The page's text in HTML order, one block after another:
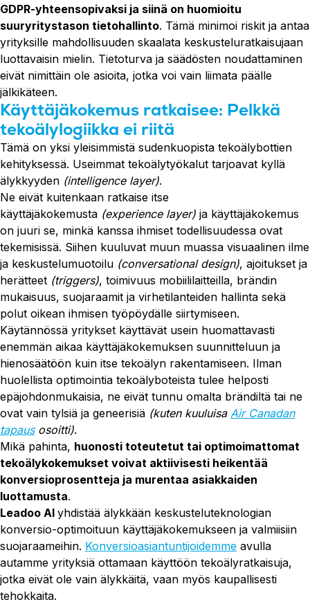
GDPR-yhteensopivaksi ja siinä on huomioitu
suuryritystason tietohallinto. Tämä minimoi riskit ja antaa
yrityksille mahdollisuuden skaalata keskusteluratkaisujaan
luottavaisin mielin. Tietoturva ja säädösten noudattaminen
eivät nimittäin ole asioita, jotka voi vain liimata päälle
jälkikäteen.
Käyttäjäkokemus ratkaisee: Pelkkä
tekoälylogiikka ei riitä
Tämä on yksi yleisimmistä sudenkuopista tekoälybottien
kehityksessä. Useimmat tekoälytyökalut tarjoavat kyllä
älykkyyden (intelligence layer).
Ne eivät kuitenkaan ratkaise itse
käyttäjäkokemusta (experience layer) ja käyttäjäkokemus
on juuri se, minkä kanssa ihmiset todellisuudessa ovat
tekemisissä. Siihen kuuluvat muun muassa visuaalinen ilme
ja keskustelumuotoilu (conversational design), ajoitukset ja
herätteet (triggers), toimivuus mobiililaitteilla, brändin
mukaisuus, suojaraamit ja virhetilanteiden hallinta sekä
polut oikean ihmisen työpöydälle siirtymiseen.
Käytännössä yritykset käyttävät usein huomattavasti
enemmän aikaa käyttäjäkokemuksen suunnitteluun ja
hienosäätöön kuin itse tekoälyn rakentamiseen. Ilman
huolellista optimointia tekoälyboteista tulee helposti
epäjohdonmukaisia, ne eivät tunnu omalta brändiltä tai ne
ovat vain tylsiä ja geneerisiä (kuten kuuluisa Air Canadan
tapausosoitti).
Mikä pahinta, huonosti toteutetut tai optimoimattomat
tekoälykokemukset voivat aktiivisesti heikentää
konversioprosentteja ja murentaa asiakkaiden
luottamusta.
Leadoo AI yhdistää älykkään keskusteluteknologian
konversio-optimoituun käyttäjäkokemukseen ja valmiisiin
suojaraameihin. Konversioasiantuntijoidemme avulla
autamme yrityksiä ottamaan käyttöön tekoälyratkaisuja,
jotka eivät ole vain älykkäitä, vaan myös kaupallisesti
tehokkaita.